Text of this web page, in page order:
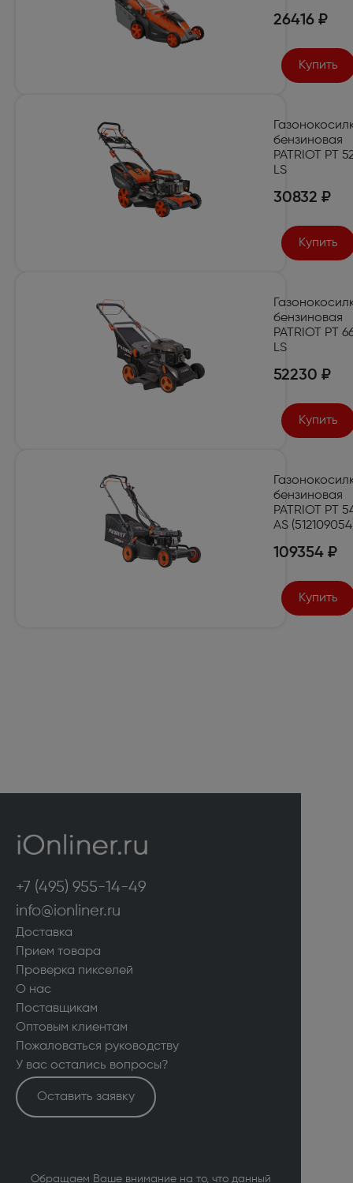
26416 ₽
Купить
бензиновая
PATRIOT PT
LS
30832 ₽
Купить
бензиновая
PATRIOT PT
LS
52230 ₽
Купить
бензиновая
PATRIOT PT
AS
109354 ₽
Купить
+7 (495) 955-14-49
info@ionliner.ru
Доставка
Прием товара
Проверка пикселей
О нас
Поставщикам
Оптовым клиентам
Пожаловаться руководству
У вас остались вопросы?
Оставить заявку
Обращаем Ваше внимание на то, что данный